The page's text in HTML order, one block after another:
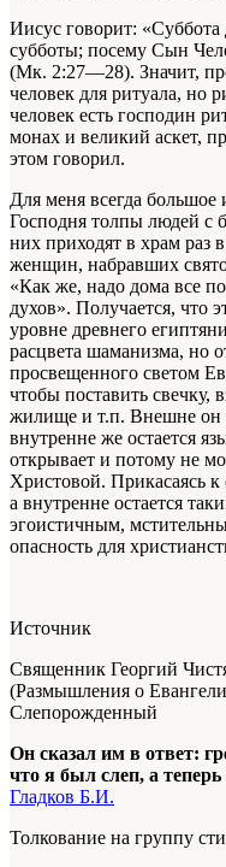
Иисус говорит: «Суббота
субботы; посему Сын
(Мк. 2:27—28). Значит,
человек для ритуала, но
человек есть господин
монах и великий аскет,
этом говорил.
Для меня всегда
Господня толпы людей с
них приходят в храм раз
женщин, набравших
«Как же, надо дома все
духов». Получается, что
уровне древнего
расцвета шаманизма, но
просвещенного светом
чтобы поставить свечку,
жилище и т.п. Внешне он
внутренне же остается
открывает и потому не
Христовой. Прикасаясь
а внутренне остается
эгоистичным,
опасность для
Источник
Священник Георгий
(Размышления о
Слепорожденный
Он сказал им в ответ:
что я был слеп, а
Гладков Б.И.
Толкование на группу